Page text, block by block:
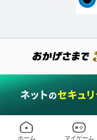
ホーム マイゲーム